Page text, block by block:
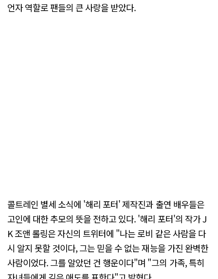
언자 역할로 팬들의 큰 사랑을 받았다.
콜트레인 별세 소식에 '해리 포터' 제작진과 출연 배우들은
고인에 대한 추모의 뜻을 전하고 있다. '해리 포터'의 작가 J
K 조앤 롤링은 자신의 트위터에 "나는 로비 같은 사람을 다
시 알지 못할 것이다, 그는 믿을 수 없는 재능을 가진 완벽한
사람이었다. 그를 알았던 건 행운이다"며 "그의 가족, 특히